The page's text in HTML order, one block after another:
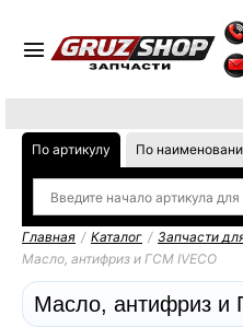
По артикулу По
Главная / Каталог / Запчасти
Масло, антифриз и ГСМ IVECO
Масло, антифриз и